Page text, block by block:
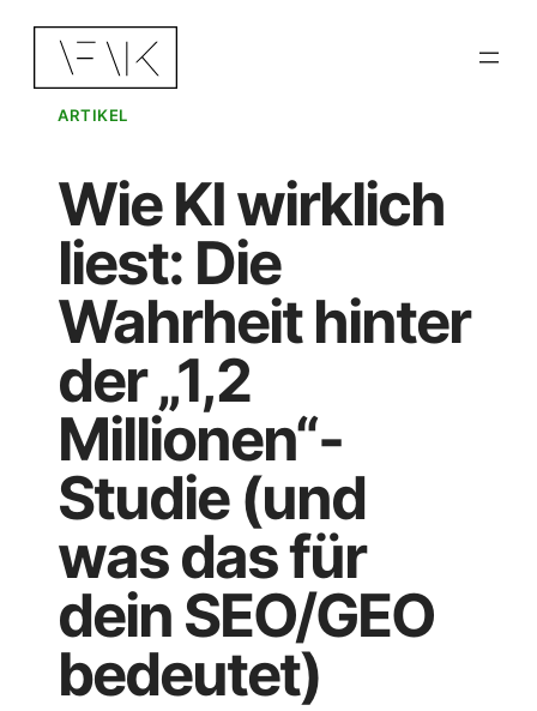
Zum
ARTIKEL
Wie KI wirklich
liest: Die
Wahrheit hinter
der „1,2
Millionen“-
Studie (und
was das für
dein SEO/GEO
bedeutet)